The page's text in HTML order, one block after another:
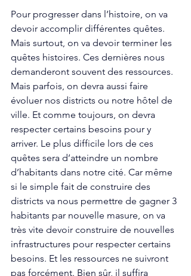
Pour progresser dans l’histoire, on va
devoir accomplir différentes quêtes.
Mais surtout, on va devoir terminer les
quêtes histoires. Ces dernières nous
demanderont souvent des ressources.
Mais parfois, on devra aussi faire
évoluer nos districts ou notre hôtel de
ville. Et comme toujours, on devra
respecter certains besoins pour y
arriver. Le plus difficile lors de ces
quêtes sera d’atteindre un nombre
d’habitants dans notre cité. Car même
si le simple fait de construire des
districts va nous permettre de gagner 3
habitants par nouvelle masure, on va
très vite devoir construire de nouvelles
infrastructures pour respecter certains
besoins. Et les ressources ne suivront
pas forcément. Bien sûr, il suffira